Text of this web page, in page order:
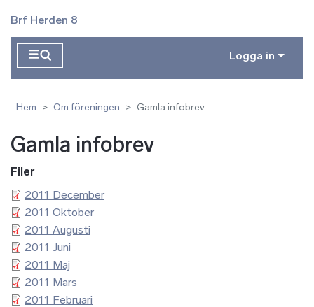
Brf Herden 8
Logga in
Hem Om föreningen Gamla infobrev
Gamla infobrev
Filer
2011 December
2011 Oktober
2011 Augusti
2011 Juni
2011 Maj
2011 Mars
2011 Februari